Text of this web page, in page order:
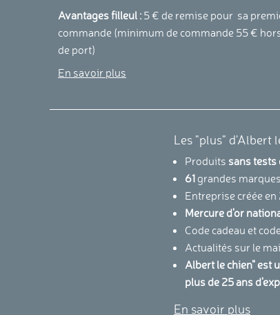
Avantages filleul : 5 € de remise pour sa
commande (minimum de commande 55 €
de port)
En savoir plus
Les "plus" d'Albert
Produits sans tests
61 grandes
Entreprise créée
Mercure d'or
Code cadeau et
Actualités sur le
Albert le chien" est
plus de 25 ans
En savoir plus